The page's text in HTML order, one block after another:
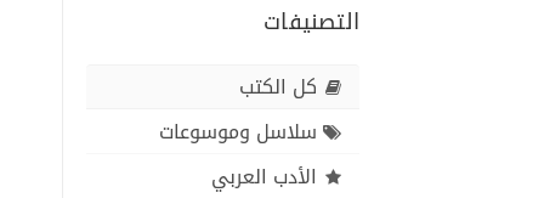
التصنيفات
كل الكتب
سلاسل وموسوعات
الأدب العربي